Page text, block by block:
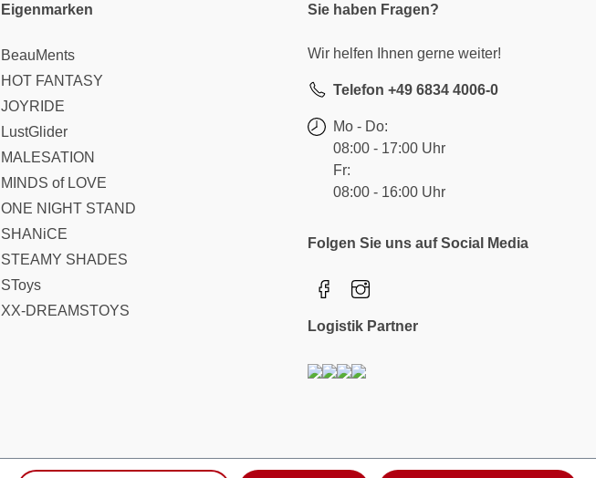
Eigenmarken
BeauMents
HOT FANTASY
JOYRIDE
LustGlider
MALESATION
MINDS of LOVE
ONE NIGHT STAND
SHANiCE
STEAMY SHADES
SToys
XX-DREAMSTOYS
Sie haben Fragen?
Wir helfen Ihnen gerne weiter!
Telefon +49 6834 4006-0
Mo - Do:
08:00 - 17:00 Uhr
Fr:
08:00 - 16:00 Uhr
Folgen Sie uns auf Social Media
Logistik Partner